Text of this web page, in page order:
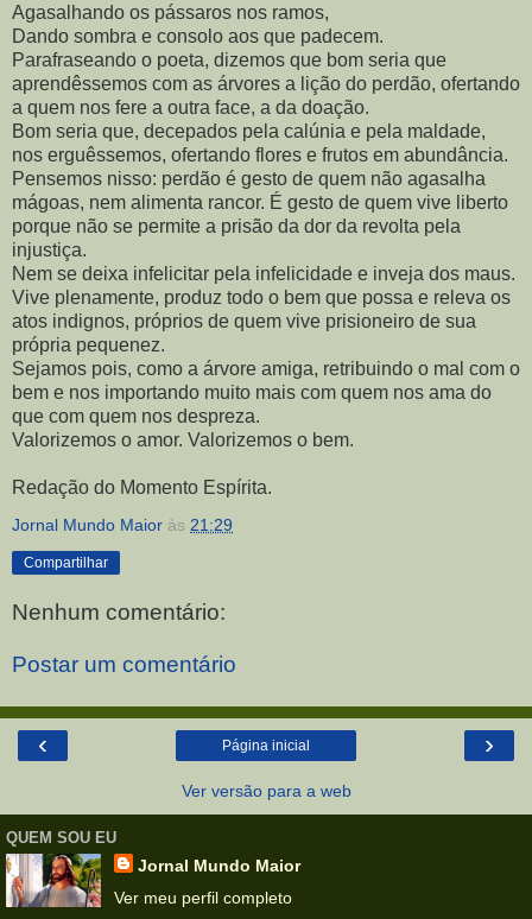
Agasalhando os pássaros nos ramos,
Dando sombra e consolo aos que padecem.
Parafraseando o poeta, dizemos que bom seria que
aprendêssemos com as árvores a lição do perdão, ofertando
a quem nos fere a outra face, a da doação.
Bom seria que, decepados pela calúnia e pela maldade,
nos erguêssemos, ofertando flores e frutos em abundância.
Pensemos nisso: perdão é gesto de quem não agasalha
mágoas, nem alimenta rancor. É gesto de quem vive liberto
porque não se permite a prisão da dor da revolta pela
injustiça.
Nem se deixa infelicitar pela infelicidade e inveja dos maus.
Vive plenamente, produz todo o bem que possa e releva os
atos indignos, próprios de quem vive prisioneiro de sua
própria pequenez.
Sejamos pois, como a árvore amiga, retribuindo o mal com o
bem e nos importando muito mais com quem nos ama do
que com quem nos despreza.
Valorizemos o amor. Valorizemos o bem.
Redação do Momento Espírita.
Jornal Mundo Maior às 21:29
Compartilhar
Nenhum comentário:
Postar um comentário
‹ ›
Página inicial
Ver versão para a web
QUEM SOU EU
Jornal Mundo Maior
Ver meu perfil completo